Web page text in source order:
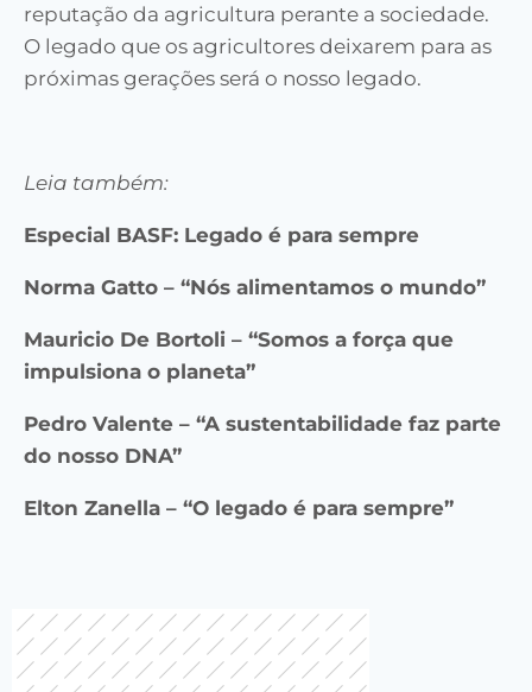
reputação da agricultura perante a sociedade.
O legado que os agricultores deixarem para as
próximas gerações será o nosso legado.
Leia também:
Especial BASF: Legado é para sempre
Norma Gatto – “Nós alimentamos o mundo”
Mauricio De Bortoli – “Somos a força que
impulsiona o planeta”
Pedro Valente – “A sustentabilidade faz parte
do nosso DNA”
Elton Zanella – “O legado é para sempre”